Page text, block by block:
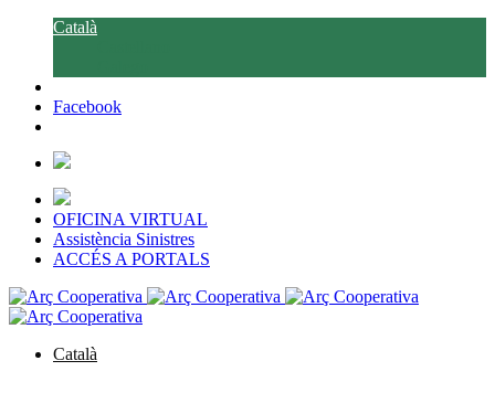
Català
Facebook
OFICINA VIRTUAL
Assistència Sinistres
ACCÉS A PORTALS
Català